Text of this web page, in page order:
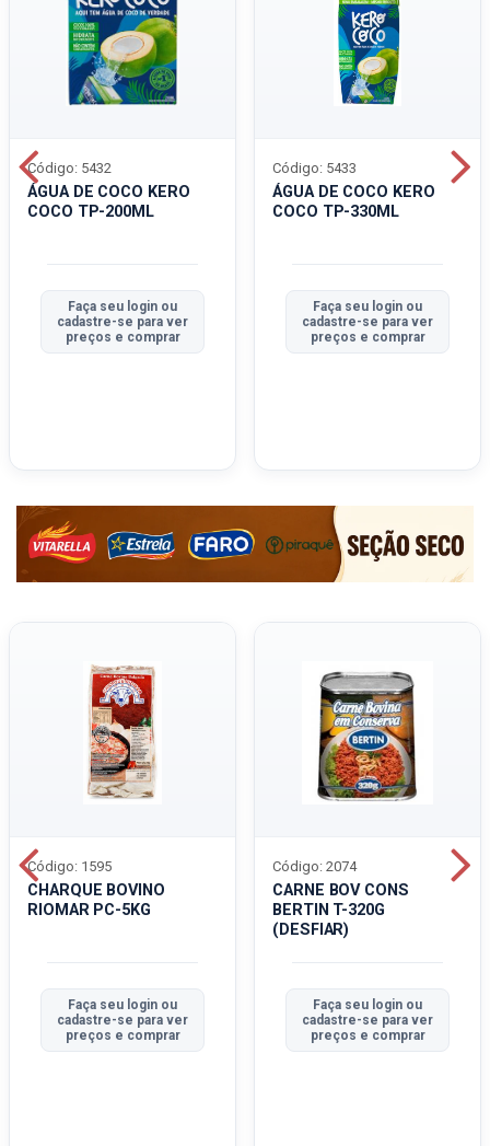
ÁGUA DE COCO KERO
COCO TP-200ML
Código: 5432
Faça seu login ou
cadastre-se para ver
preços e comprar
ÁGUA DE COCO KERO
COCO TP-330ML
Código: 5433
Faça seu login ou
cadastre-se para ver
preços e comprar
CHARQUE BOVINO
RIOMAR PC-5KG
Código: 1595
Faça seu login ou
cadastre-se para ver
preços e comprar
CARNE BOV CONS
BERTIN T-320G
(DESFIAR)
Código: 2074
Faça seu login ou
cadastre-se para ver
preços e comprar